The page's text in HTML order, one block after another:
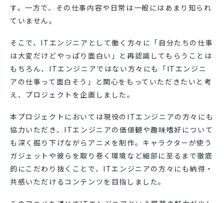
す。一方で、その仕事内容や日常は一般にはあまり知られ
ていません。
そこで、ITエンジニアとして働く方々に「自分たちの仕事
は大変だけどやっぱり面白い」と再認識してもらうことは
もちろん、ITエンジニアではない方々にも「ITエンジニ
アの仕事って面白そう」と関心をもっていただきたいと考
え、プロジェクトを企画しました。
本プロジェクトにおいては現役のITエンジニアの方々にも
協力いただき、ITエンジニアの価値観や趣味嗜好について
も深く掘り下げながらアニメを制作。キャラクターが使う
ガジェットや彼らを取り巻く環境など細部に至るまで徹底
的にこだわり抜くことで、ITエンジニアの方々にも納得・
共感いただけるコンテンツを目指しました。